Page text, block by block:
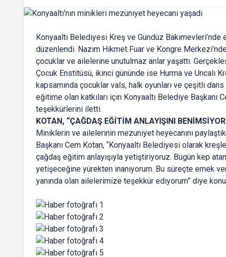
Konyaaltı Belediyesi Kreş ve Gündüz
düzenlendi. Nazım Hikmet Fuar ve Kongre
çocuklar ve ailelerine unutulmaz anlar yaşattı.
Çocuk Enstitüsü, ikinci gününde ise Hurma ve Uncalı
kapsamında çocuklar vals, halk oyunları ve çeşitli
eğitime olan katkıları için Konyaaltı Belediye Başkanı
teşekkürlerini iletti.
KOTAN, “ÇAĞDAŞ EĞİTİM ANLAYIŞINI
Miniklerin ve ailelerinin mezuniyet heyecanını
Başkanı Cem Kotan, “Konyaaltı Belediyesi olarak
çağdaş eğitim anlayışıyla yetiştiriyoruz. Bugün kep
yetişeceğine yürekten inanıyorum. Bu süreçte emek
yanında olan ailelerimize teşekkür ediyorum” diye